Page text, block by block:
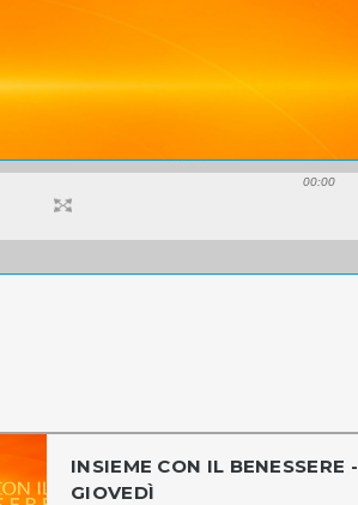
00:00
INSIEME CON IL BENESSERE -
GIOVEDÌ